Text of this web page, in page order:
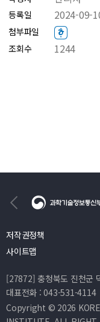
플
라
이
어
리
_
신
뢰
세
나
이
어
.
A
I
_
신
퍼
스
이
어
.
등록일 2024-09-
첨부파일
[
붙
신
접
수
방
법
조회수 1244
저작권정책
사이트맵
[27872] 충청북도 진천군
대표전화 : 043-531-4114
Copyright © 2026